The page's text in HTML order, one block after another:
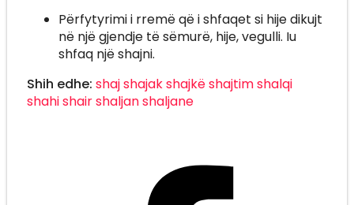
Përfytyrimi i rremë që i shfaqet si hije dikujt
në një gjendje të sëmurë, hije, vegulli. Iu
shfaq një shajni.
Shih edhe: shajshajakshajkëshajtimshalqi
shahishairshaljanshaljane